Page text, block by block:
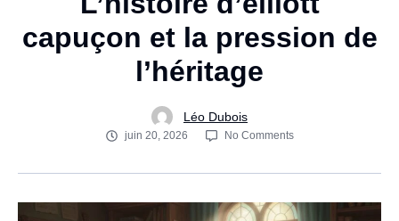
capuçon et la pression de
l’héritage
Léo Dubois
juin 20, 2026 No Comments